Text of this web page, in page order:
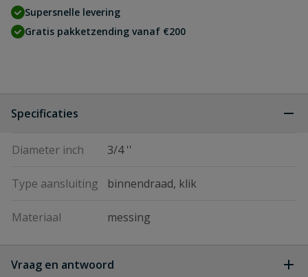
Supersnelle levering
Gratis pakketzending vanaf €200
Specificaties
Diameter inch 3/4 ''
Type aansluiting binnendraad, klik
Materiaal messing
Vraag en antwoord